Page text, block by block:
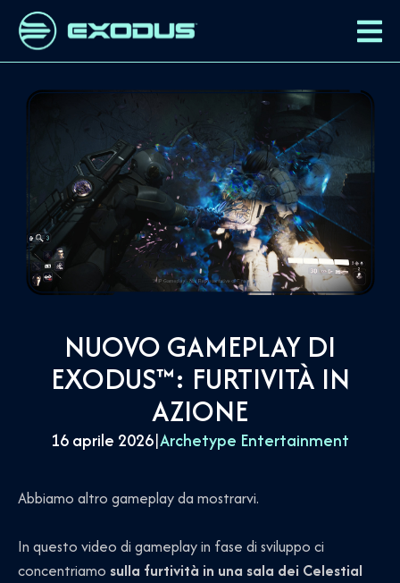
NUOVO GAMEPLAY DI
EXODUS™: FURTIVITÀ IN
AZIONE
16 aprile 2026|Archetype Entertainment
Abbiamo altro gameplay da mostrarvi.
In questo video di gameplay in fase di sviluppo ci
concentriamo sulla furtività in una sala dei Celestial